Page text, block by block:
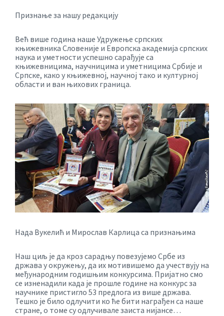
Признање за нашу редакцију
Већ више година наше Удружење српских
књижевника Словеније и Европска академија српских
наука и уметности успешно сарађује са
књижевницима, научницима и уметницима Србије и
Српске, како у књижевној, научној тако и културној
области и ван њихових граница.
Нада Вукелић и Мирослав Карлица са признањима
Наш циљ је да кроз сарадњу повезујемо Србе из
држава у окружењу, да их мотивишемо да учествују на
међународним годишњим конкурсима. Пријатно смо
се изненадили када је прошле године на конкурс за
научнике пристигло 53 предлога из више држава.
Тешко је било одлучити ко ће бити награђен са наше
стране, о томе су одлучивале заиста нијансе…